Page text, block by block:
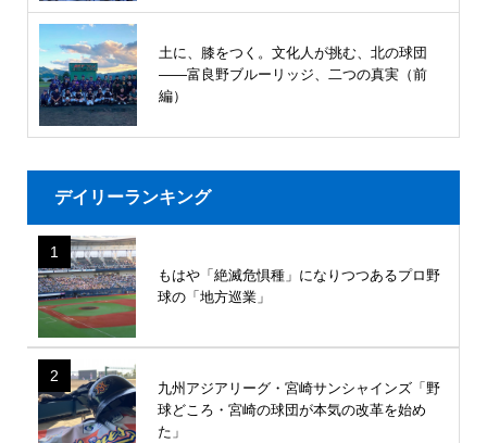
土に、膝をつく。文化人が挑む、北の球団
――富良野ブルーリッジ、二つの真実（前
編）
デイリーランキング
1
もはや「絶滅危惧種」になりつつあるプロ野
球の「地方巡業」
2
九州アジアリーグ・宮崎サンシャインズ「野
球どころ・宮崎の球団が本気の改革を始め
た」